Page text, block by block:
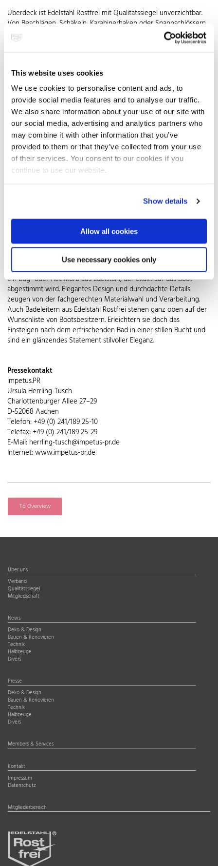
This website uses cookies
We use cookies to personalise content and ads, to
provide social media features and to analyse our traffic.
We also share information about your use of our site with
our social media, advertising and analytics partners who
may combine it with other information that you’ve
provided to them or that they’ve collected from your use
of their services. You consent to our cookies if you
continue to use our website.
Show details
Allow all cookies
Use necessary cookies only
Überdeck ist Edelstahl Rostfrei mit Qualitätssiegel unverzichtbar.
Von Beschlägen, Schäkeln, Karabinerhaken oder Spannschlössern
über Scharniere und Verschlüsse für Luken bis hin zu Klampen
und Tankverschlüssen ist das Angebot riesig. Die robuste
Korrosion und macht ihn über Jahrzehnte zum zuverlässigen
Partner an Bord. Neben diesen rein funktionalen Bauteilen werden
deshalb vor allem auch maßgeschneiderte Einzelanfertigungen aus
Edelstahl Rostfrei gefertigt. Die hochwertige Optik und
handwerkliche Verarbeitung verleihen ihnen den Hauch von
Luxus. So ist nichtrostender Stahl mit Qualitätssiegel gerade bei
solchen Produkten gefragt, die exakt auf das jeweilige Boot
ausgelegt werden, mehr Bequemlichkeit bieten und den
persönlichen Stil zum Ausdruck bringen.
Ab Werft werden die Boote mit Serienlösungen ausgestattet, die
die schlecht geführt sind, klappern und nicht selten sogar Schäden
an Deck anrichten. Ein Edelstahlanker mit passendem Bügel und
Leiter, die in den Anker eingehängt wird, macht nicht nur richtig
was her, sondern erhöht auch den Komfort. Kein Wunder, dass ein
solcher Anker aus Edelstahl deshalb ein echtes Wunschteil für die
meisten Hobbyskipper ist. Gearbeitet aus rostfreiem Duplexstahl
überzeugt der Anker durch ein deutlich geringeres Gewicht bei
wesentlich höherer Haltekraft. Ebenso dekorativ wie praktisch ist
ein Bug- oder Heckkorb aus Edelstahl, der exakt auf das Boot
abgestimmt wird. Elegantes Design und durchdachte Details
zeugen von der fachgerechten Materialwahl und Verarbeitung.
Auch Badeleitern aus Edelstahl Rostfrei stehen ganz oben auf der
Wunschliste von Bootsbesitzern. Erleichtern sie doch das
Einsteigen nach dem erfrischenden Bad in einer stillen Bucht und
sind ein glänzendes Statement stilvoller Eleganz.
Pressekontakt
impetus.PR
Ursula Herrling-Tusch
Charlottenburger Allee 27–29
D-52068 Aachen
Telefon: +49 (0) 241/189 25-10
Telefax: +49 (0) 241/189 25-29
E-Mail: herrling-tusch@impetus-pr.de
Internet: www.impetus-pr.de
To Overview
Über uns
Verband
Qualitätssiegel
Mitgliedschaft
News
Deko & Design
Bauen & Renovieren
Technik
Halbzeuge
Divers
Presse
Deko & Design
Bauen & Renovieren
Technik
Halbzeuge
Divers
Members & Services
Kontakt
Impressum
Datenschutz
Mitgliederbereich